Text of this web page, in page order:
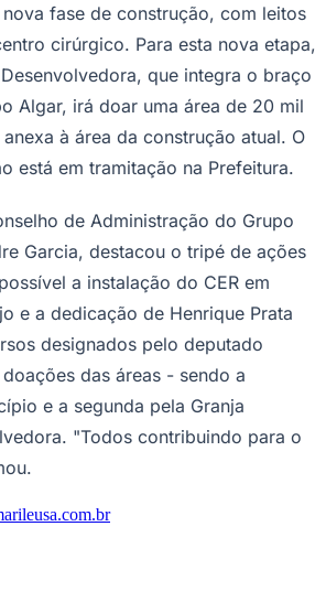
fase de construção, com leitos
cirúrgico. Para esta nova etapa,
que integra o braço
Algar, irá doar uma área de 20 mil
à área da construção atual. O
está em tramitação na Prefeitura.
de Administração do Grupo
Garcia, destacou o tripé de ações
a instalação do CER em
e a dedicação de Henrique Prata
designados pelo deputado
das áreas - sendo a
e a segunda pela Granja
"Todos contribuindo para o